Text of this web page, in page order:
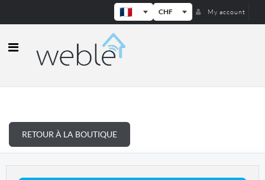
CHF My account
Weble — Passerelles IoT
RETOUR À LA BOUTIQUE